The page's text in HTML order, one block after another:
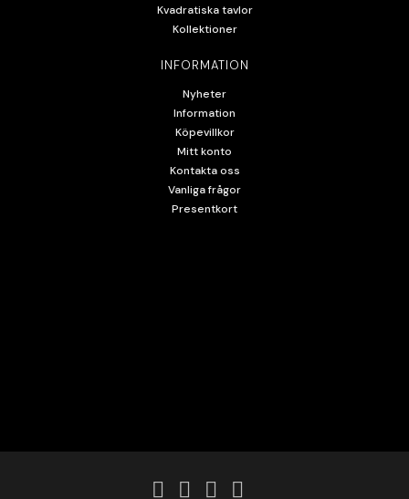
Kvadratiska tavlor
Kollektioner
INFORMATION
Nyheter
Information
Köpevillkor
Mitt konto
Kontakta oss
Vanliga frågor
Presentkort